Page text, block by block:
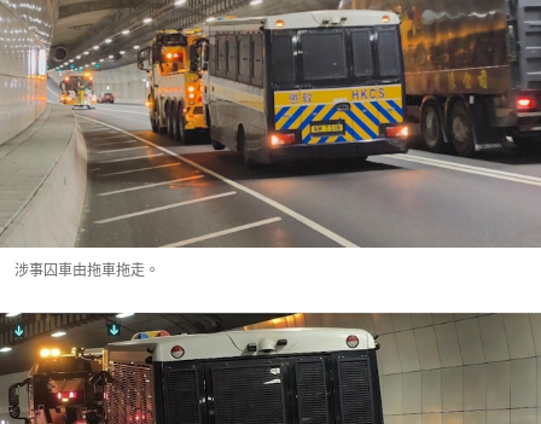
涉事囚車由拖車拖走。